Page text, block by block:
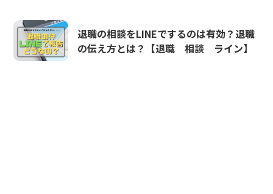
退職の相談をLINEでするのは有効？退職
の伝え方とは？【退職 相談 ライン】